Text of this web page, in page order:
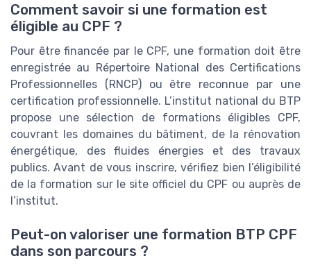
Comment savoir si une formation est
éligible au CPF ?
Pour être financée par le CPF, une formation doit être
enregistrée au Répertoire National des Certifications
Professionnelles (RNCP) ou être reconnue par une
certification professionnelle. L’institut national du BTP
propose une sélection de formations éligibles CPF,
couvrant les domaines du bâtiment, de la rénovation
énergétique, des fluides énergies et des travaux
publics. Avant de vous inscrire, vérifiez bien l’éligibilité
de la formation sur le site officiel du CPF ou auprès de
l’institut.
Peut-on valoriser une formation BTP CPF
dans son parcours ?